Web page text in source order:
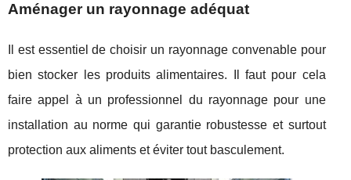
Aménager un rayonnage adéquat
Il est essentiel de choisir un rayonnage convenable pour
bien stocker les produits alimentaires. Il faut pour cela
faire appel à un professionnel du rayonnage pour une
installation au norme qui garantie robustesse et surtout
protection aux aliments et éviter tout basculement.